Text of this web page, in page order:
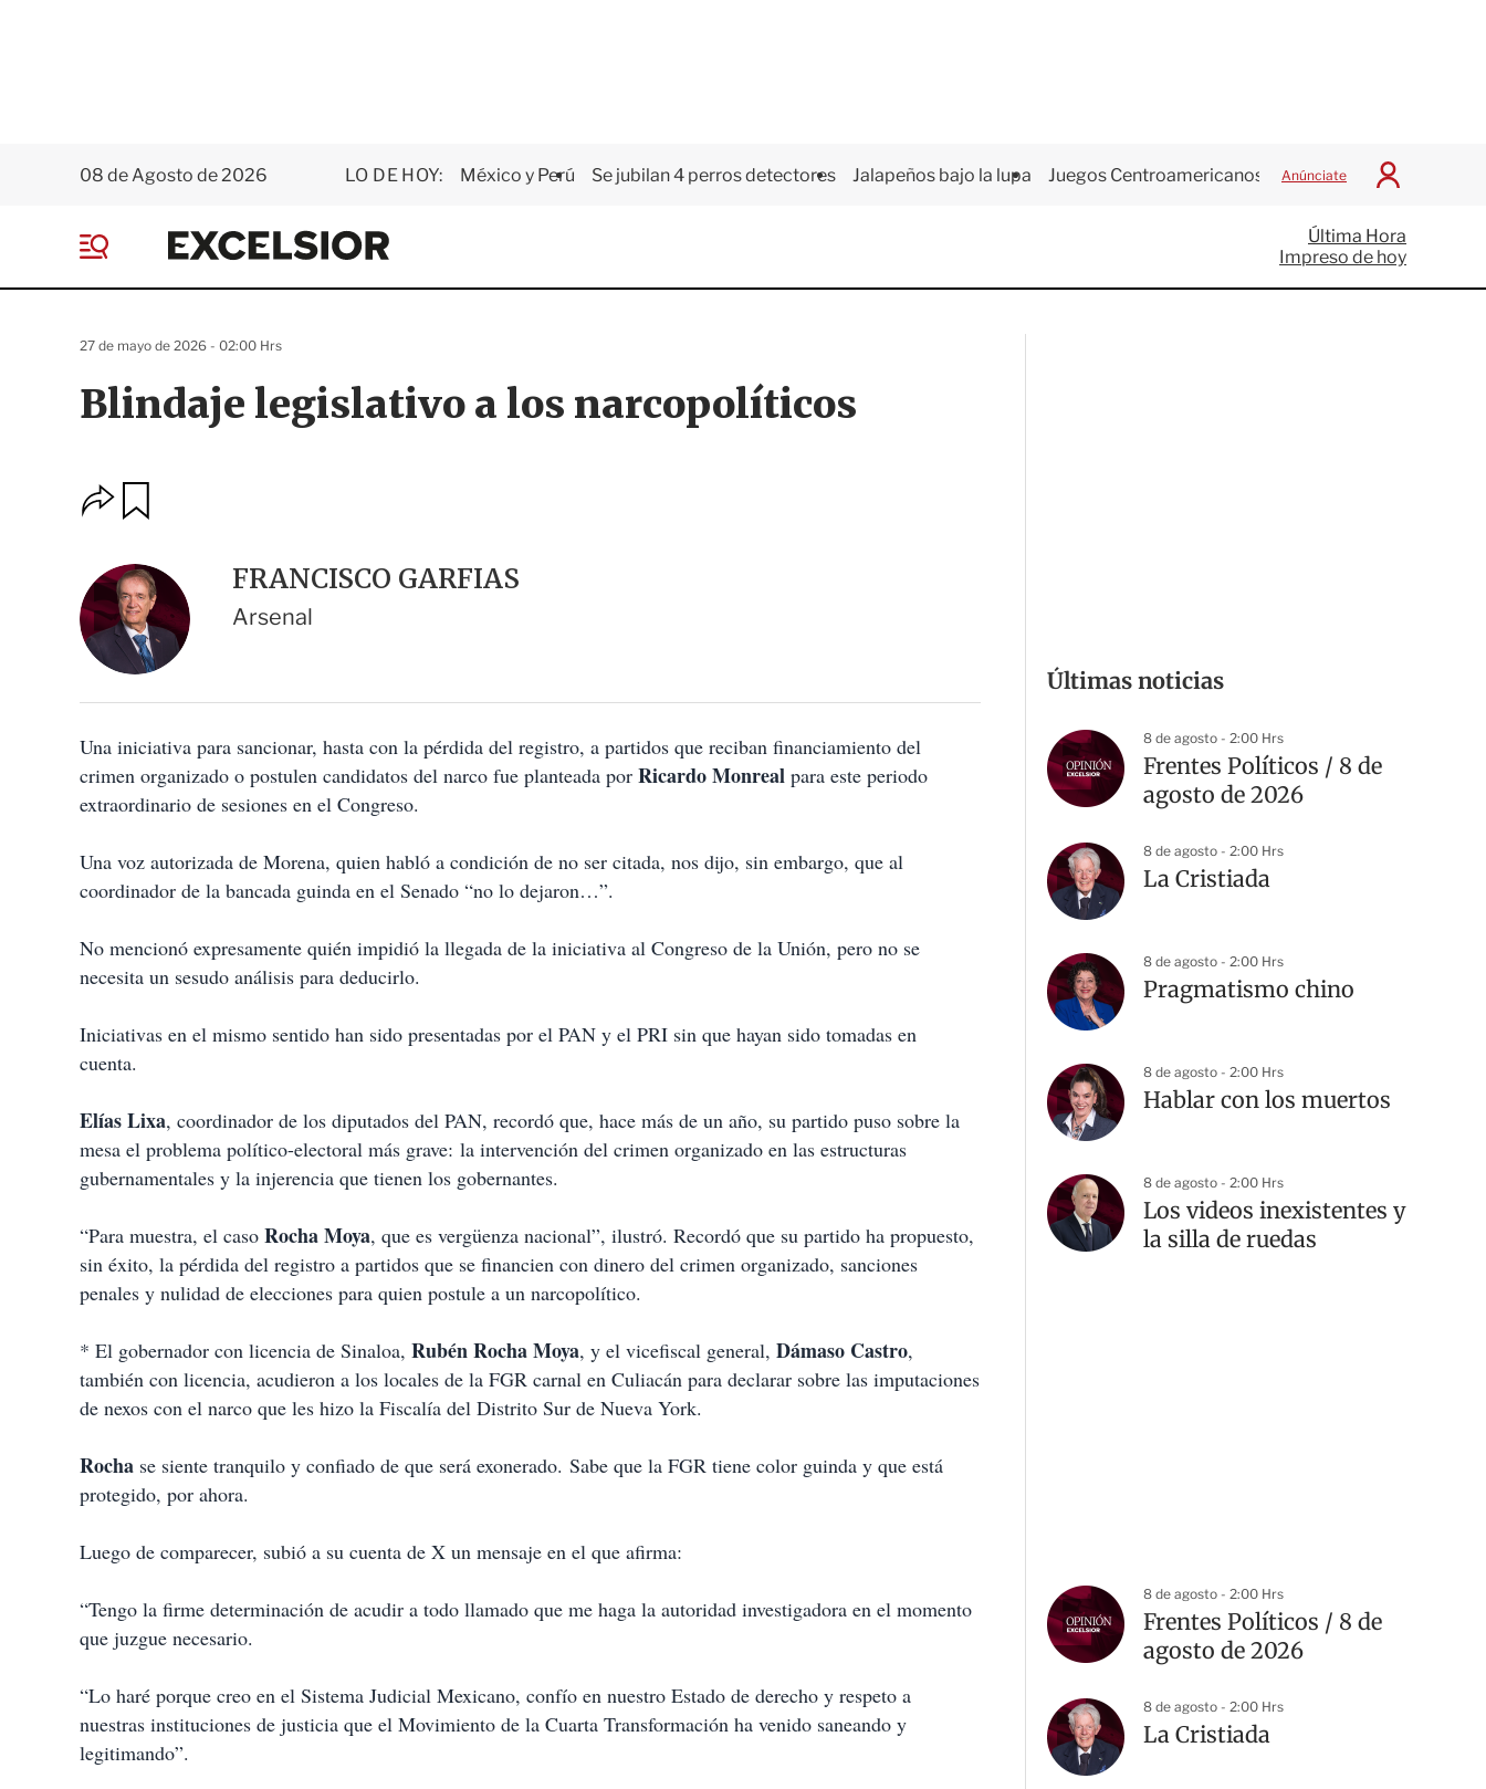
08 de Agosto de 2026 LO DE HOY: México y Perú Se jubilan 4 perros detectores Jalapeños bajo la lupa Juegos Centroamericanos Anúnciate
I
c
i
a
E
x
e
r
e
Última Hora
Impreso de hoy
Blindaje legislativo a los narcopolíticos
27 de mayo de 2026 - 02:00 Hrs
O
p
o
n
e
s
d
e
c
m
a
r
r
d
a
r
FRANCISCO GARFIAS
Arsenal
Una iniciativa para sancionar, hasta con la pérdida del registro, a partidos que reciban financiamiento del
crimen organizado o postulen candidatos del narco fue planteada por Ricardo Monreal para este periodo
extraordinario de sesiones en el Congreso.
Una voz autorizada de Morena, quien habló a condición de no ser citada, nos dijo, sin embargo, que al
coordinador de la bancada guinda en el Senado “no lo dejaron…”.
No mencionó expresamente quién impidió la llegada de la iniciativa al Congreso de la Unión, pero no se
necesita un sesudo análisis para deducirlo.
Iniciativas en el mismo sentido han sido presentadas por el PAN y el PRI sin que hayan sido tomadas en
cuenta.
Elías Lixa, coordinador de los diputados del PAN, recordó que, hace más de un año, su partido puso sobre la
mesa el problema político-electoral más grave: la intervención del crimen organizado en las estructuras
gubernamentales y la injerencia que tienen los gobernantes.
“Para muestra, el caso Rocha Moya, que es vergüenza nacional”, ilustró. Recordó que su partido ha propuesto,
sin éxito, la pérdida del registro a partidos que se financien con dinero del crimen organizado, sanciones
penales y nulidad de elecciones para quien postule a un narcopolítico.
* El gobernador con licencia de Sinaloa, Rubén RochaMoya, y el vicefiscal general, Dámaso Castro,
también con licencia, acudieron a los locales de la FGR carnal en Culiacán para declarar sobre las imputaciones
de nexos con el narco que les hizo la Fiscalía del Distrito Sur de Nueva York.
Rocha se siente tranquilo y confiado de que será exonerado. Sabe que la FGR tiene color guinda y que está
protegido, por ahora.
Luego de comparecer, subió a su cuenta de X un mensaje en el que afirma:
“Tengo la firme determinación de acudir a todo llamado que me haga la autoridad investigadora en el momento
que juzgue necesario.
“Lo haré porque creo en el Sistema Judicial Mexicano, confío en nuestro Estado de derecho y respeto a
nuestras instituciones de justicia que el Movimiento de la Cuarta Transformación ha venido saneando y
legitimando”.
Últimas noticias
8 de agosto - 2:00 Hrs
Frentes Políticos / 8 de
agosto de 2026
8 de agosto - 2:00 Hrs
La Cristiada
8 de agosto - 2:00 Hrs
Pragmatismo chino
8 de agosto - 2:00 Hrs
Hablar con los muertos
8 de agosto - 2:00 Hrs
Los videos inexistentes y
la silla de ruedas
8 de agosto - 2:00 Hrs
Frentes Políticos / 8 de
agosto de 2026
8 de agosto - 2:00 Hrs
La Cristiada